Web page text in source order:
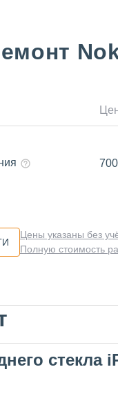
Цены указаны без
Полную стоимость
стекла